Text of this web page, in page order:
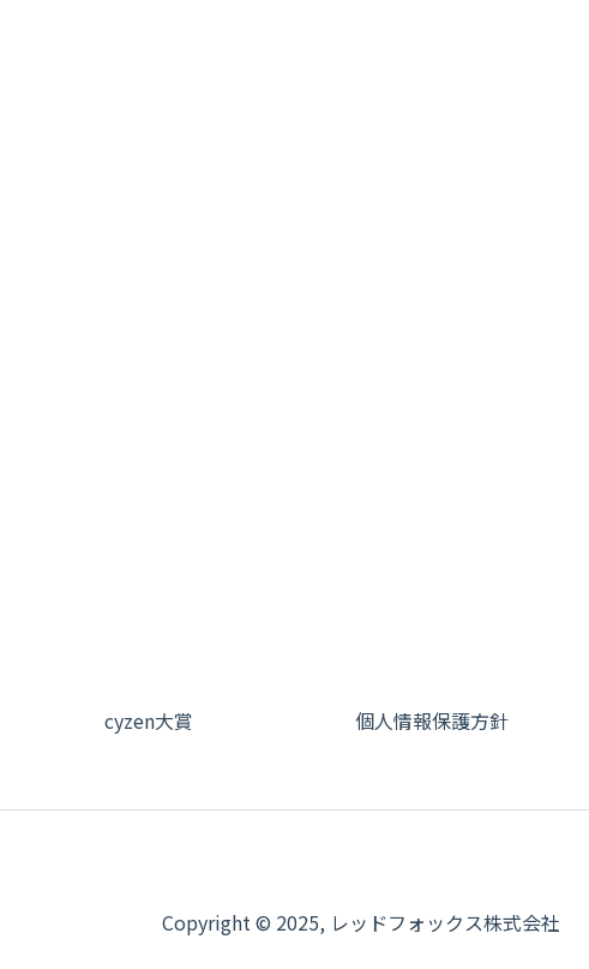
cyzen大賞 個人情報保護方針
Copyright © 2025, レッドフォックス株式会社